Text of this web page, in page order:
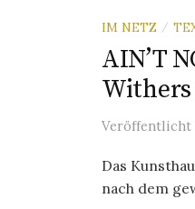
IM NETZ /
AIN’T
Withers
Veröffentlicht
Das
nach dem